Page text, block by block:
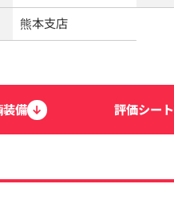
熊本支店
装備 ↓ 評価シート